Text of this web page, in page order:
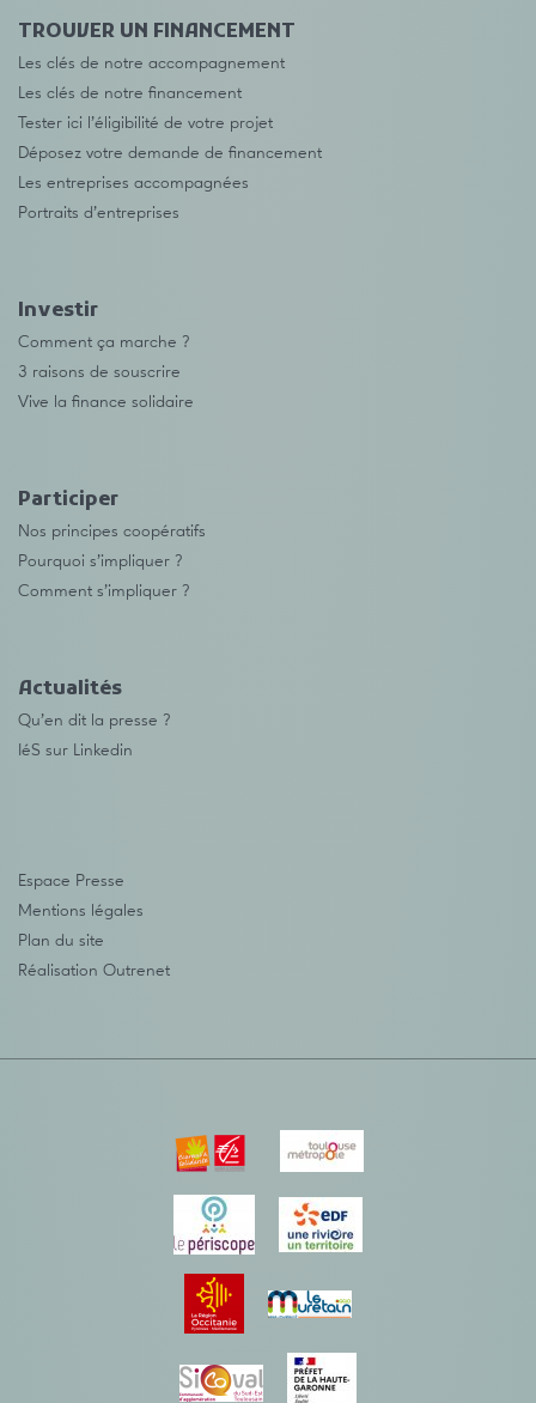
TROUVER UN FINANCEMENT
Les clés de notre accompagnement
Les clés de notre financement
Tester ici l’éligibilité de votre projet
Déposez votre demande de financement
Les entreprises accompagnées
Portraits d’entreprises
Investir
Comment ça marche ?
3 raisons de souscrire
Vive la finance solidaire
Participer
Nos principes coopératifs
Pourquoi s’impliquer ?
Comment s’impliquer ?
Actualités
Qu’en dit la presse ?
IéS sur Linkedin
Espace Presse
Mentions légales
Plan du site
Réalisation Outrenet